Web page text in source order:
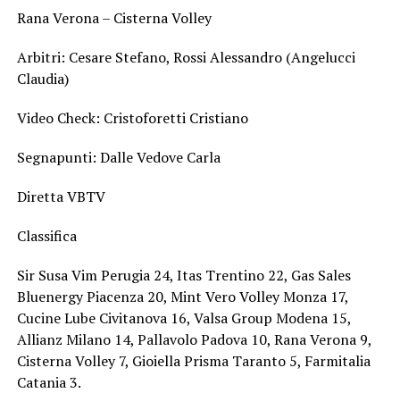
Rana Verona – Cisterna Volley
Arbitri: Cesare Stefano, Rossi Alessandro (Angelucci
Claudia)
Video Check: Cristoforetti Cristiano
Segnapunti: Dalle Vedove Carla
Diretta VBTV
Classifica
Sir Susa Vim Perugia 24, Itas Trentino 22, Gas Sales
Bluenergy Piacenza 20, Mint Vero Volley Monza 17,
Cucine Lube Civitanova 16, Valsa Group Modena 15,
Allianz Milano 14, Pallavolo Padova 10, Rana Verona 9,
Cisterna Volley 7, Gioiella Prisma Taranto 5, Farmitalia
Catania 3.